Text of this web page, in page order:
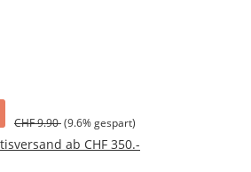
CHF 9.90(9.6% gespart)
ab CHF 350.-